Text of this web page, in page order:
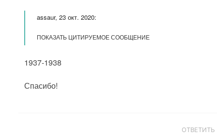
assaur, 23 окт. 2020:
ПОКАЗАТЬ ЦИТИРУЕМОЕ СООБЩЕНИЕ
1937-1938
Спасибо!
ОТВЕТИТЬ